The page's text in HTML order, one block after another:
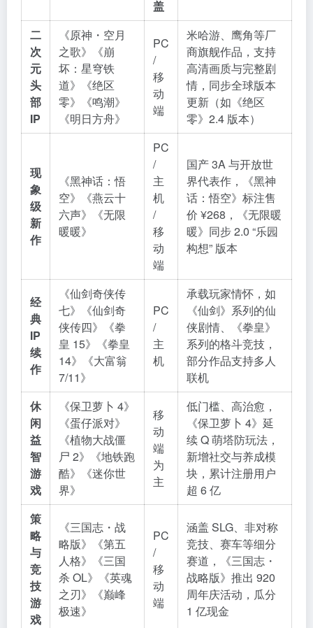
盖
二
次
元
头
部
IP
《原神・空月
之歌》《崩
坏：星穹铁
道》《绝区
零》《鸣潮》
《明日方舟》
PC
/
移
动
端
米哈游、鹰角等厂
商旗舰作品，支持
高清画质与完整剧
情，同步全球版本
更新（如《绝区
零》2.4 版本）
现
象
级
新
作
《黑神话：悟
空》《燕云十
六声》《无限
暖暖》
PC
/
主
机
/
移
动
端
国产 3A 与开放世
界代表作，《黑神
话：悟空》标注售
价 ¥268，《无限暖
暖》同步 2.0 “乐园
构想” 版本
经
典
IP
续
作
《仙剑奇侠传
七》《仙剑奇
侠传四》《拳
皇 15》《拳皇
14》《大富翁
7/11》
PC
/
主
机
承载玩家情怀，如
《仙剑》系列的仙
侠剧情、《拳皇》
系列的格斗竞技，
部分作品支持多人
联机
休
闲
益
智
游
戏
《保卫萝卜 4》
《蛋仔派对》
《植物大战僵
尸 2》《地铁跑
酷》《迷你世
界》
移
动
端
为
主
低门槛、高治愈，
《保卫萝卜 4》延
续 Q 萌塔防玩法，
新增社交与养成模
块，累计注册用户
超 6 亿
策
略
与
竞
技
游
戏
《三国志・战
略版》《第五
人格》《三国
杀 OL》《英魂
之刃》《巅峰
极速》
PC
/
移
动
端
涵盖 SLG、非对称
竞技、赛车等细分
赛道，《三国志・
战略版》推出 920
周年庆活动，瓜分
1 亿现金